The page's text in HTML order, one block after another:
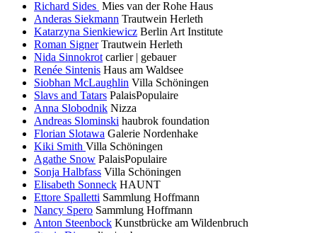
Richard Sides Mies van der Rohe Haus
Anderas Siekmann Trautwein Herleth
Katarzyna Sienkiewicz Berlin Art Institute
Roman Signer Trautwein Herleth
Nida Sinnokrot carlier | gebauer
Renée Sintenis Haus am Waldsee
Siobhan McLaughlin Villa Schöningen
Slavs and Tatars PalaisPopulaire
Anna Slobodnik Nizza
Andreas Slominski haubrok foundation
Florian Slotawa Galerie Nordenhake
Kiki Smith Villa Schöningen
Agathe Snow PalaisPopulaire
Sonja Halbfass Villa Schöningen
Elisabeth Sonneck HAUNT
Ettore Spalletti Sammlung Hoffmann
Nancy Spero Sammlung Hoffmann
Anton Steenbock Kunstbrücke am Wildenbruch